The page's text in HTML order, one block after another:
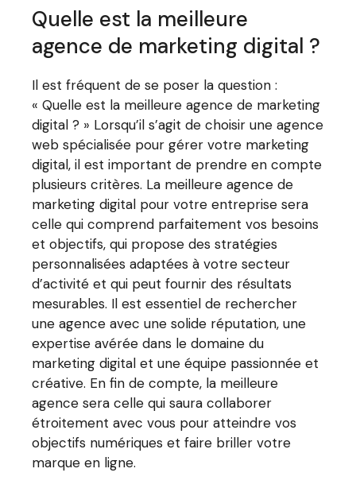
Quelle est la meilleure
agence de marketing digital ?
Il est fréquent de se poser la question :
« Quelle est la meilleure agence de marketing
digital ? » Lorsqu’il s’agit de choisir une agence
web spécialisée pour gérer votre marketing
digital, il est important de prendre en compte
plusieurs critères. La meilleure agence de
marketing digital pour votre entreprise sera
celle qui comprend parfaitement vos besoins
et objectifs, qui propose des stratégies
personnalisées adaptées à votre secteur
d’activité et qui peut fournir des résultats
mesurables. Il est essentiel de rechercher
une agence avec une solide réputation, une
expertise avérée dans le domaine du
marketing digital et une équipe passionnée et
créative. En fin de compte, la meilleure
agence sera celle qui saura collaborer
étroitement avec vous pour atteindre vos
objectifs numériques et faire briller votre
marque en ligne.